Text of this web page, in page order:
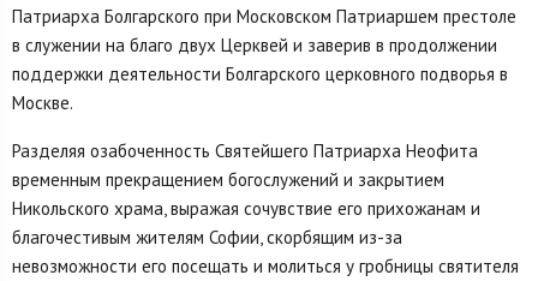
Патриарха Болгарского при Московском Патриаршем престоле
в служении на благо двух Церквей и заверив в продолжении
поддержки деятельности Болгарского церковного подворья в
Москве.
Разделяя озабоченность Святейшего Патриарха Неофита
временным прекращением богослужений и закрытием
Никольского храма, выражая сочувствие его прихожанам и
благочестивым жителям Софии, скорбящим из-за
невозможности его посещать и молиться у гробницы святителя